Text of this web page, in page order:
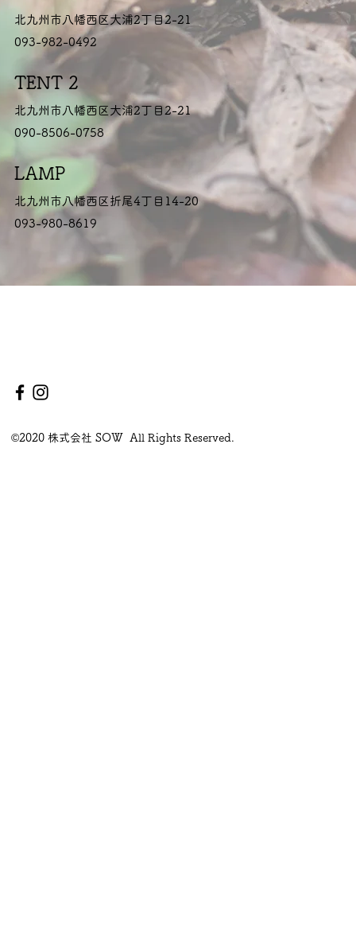
北九州市八幡西区大浦2丁目2-21
093-982-0492
LAMP
北九州市八幡西区折尾4丁目14-20
093-980-8619
TENT 2
北九州市八幡西区大浦2丁目2-21
090-8506-0758
©2020 株式会社 SOW All Rights Reserved.